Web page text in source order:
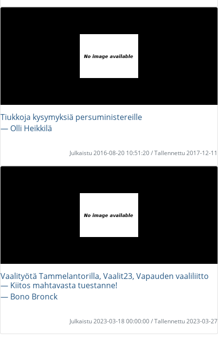
Tiukkoja kysymyksiä persuministereille
― Olli Heikkilä
Julkaistu 2016-08-20 10:51:20 / Tallennettu 2017-12-11
Vaalityötä Tammelantorilla, Vaalit23, Vapauden vaaliliitto
— Kiitos mahtavasta tuestanne!
― Bono Bronck
Julkaistu 2023-03-18 00:00:00 / Tallennettu 2023-03-27